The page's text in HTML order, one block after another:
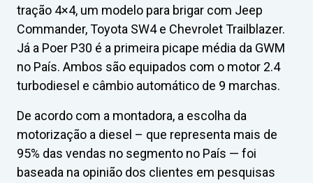
tração 4×4, um modelo para brigar com Jeep
Commander, Toyota SW4 e Chevrolet Trailblazer.
Já a Poer P30 é a primeira picape média da GWM
no País. Ambos são equipados com o motor 2.4
turbodiesel e câmbio automático de 9 marchas.
De acordo com a montadora, a escolha da
motorização a diesel – que representa mais de
95% das vendas no segmento no País — foi
baseada na opinião dos clientes em pesquisas